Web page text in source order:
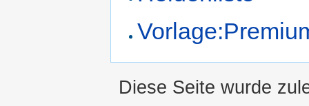
Diese Seite wurde